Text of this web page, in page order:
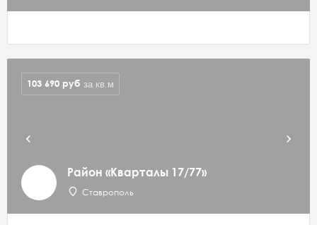
Район «Кварталы 17/77»
Ставрополь
103 690 руб за кв.м